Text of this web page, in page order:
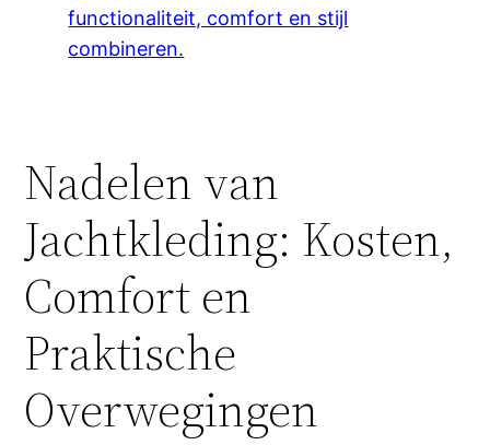
functionaliteit, comfort en stijl
combineren.
Nadelen van
Jachtkleding: Kosten,
Comfort en
Praktische
Overwegingen